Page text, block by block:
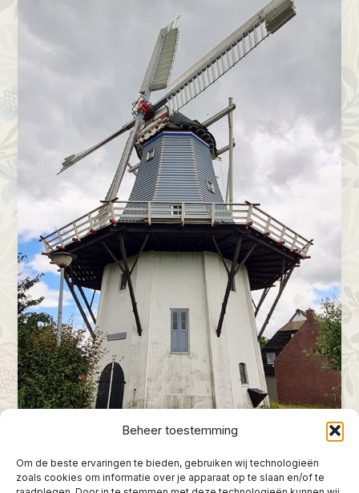
Beheer toestemming
Om de beste ervaringen te bieden, gebruiken wij technologieën
zoals cookies om informatie over je apparaat op te slaan en/of te